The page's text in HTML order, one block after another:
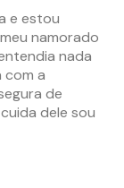
e estou
namorado
nada
com a
de
dele sou